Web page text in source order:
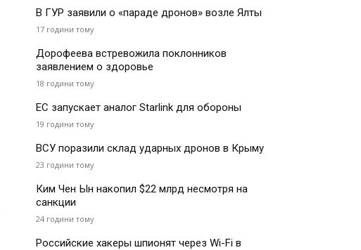
В ГУР заявили о «параде дронов» возле Ялты
17 години тому
Дорофеева встревожила поклонников
заявлением о здоровье
18 години тому
ЕС запускает аналог Starlink для обороны
19 години тому
ВСУ поразили склад ударных дронов в Крыму
23 години тому
Ким Чен Ын накопил $22 млрд несмотря на
санкции
24 години тому
Российские хакеры шпионят через Wi-Fi в